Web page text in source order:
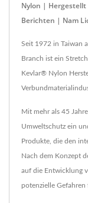
Nylon |
Berichten | Nam
Seit 1972 in Taiwan
Branch ist ein
Kevlar® Nylon
Mit mehr als 45
Umweltschutz ein
Produkte, die den
Nach dem Konzept
auf die Entwicklung
potenzielle Gefahren